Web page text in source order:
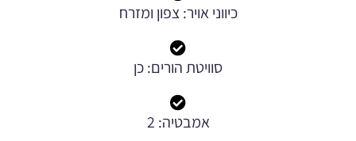
כיווני אויר: צפון ומזרח
סוויטת הורים: כן
אמבטיה: 2